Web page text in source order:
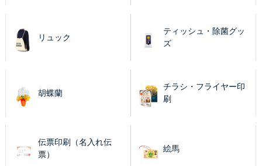
リュック
ティッシュ・除菌グッ
ズ
胡蝶蘭
チラシ・フライヤー印
刷
伝票印刷（名入れ伝
票）
絵馬